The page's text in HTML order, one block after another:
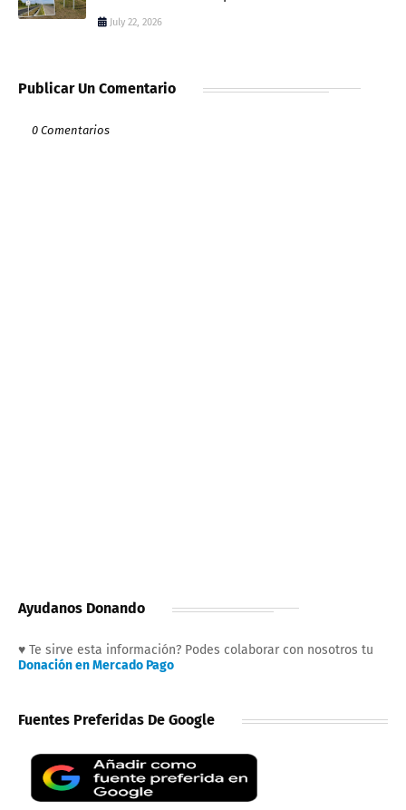
July 22, 2026
Publicar Un Comentario
0 Comentarios
Ayudanos Donando
♥ Te sirve esta información? Podes colaborar con nosotros tu
Donación en Mercado Pago
Fuentes Preferidas De Google